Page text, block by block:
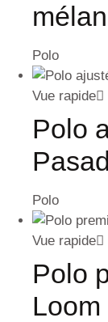
Polo
Vue rapide
Polo
Polo
Vue rapide
Polo
Loom